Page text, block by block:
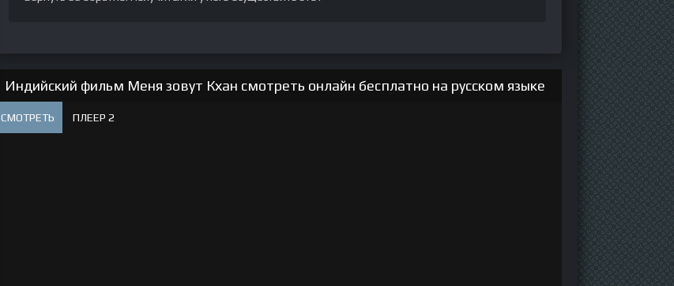
Индийский фильм Меня зовут Кхан смотреть онлайн бесплатно на русском языке
СМОТРЕТЬ ПЛЕЕР 2